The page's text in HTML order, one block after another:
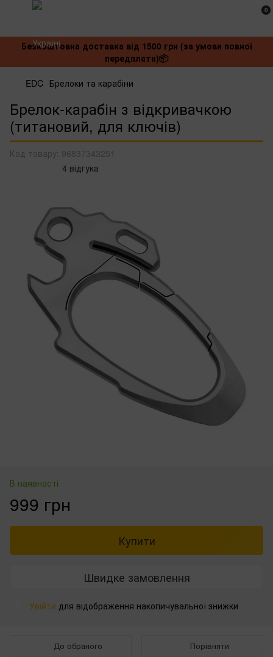
0
Безкоштовна доставка від 1500 грн (за умови повної
передплати)📦
EDC Брелоки та карабіни
Брелок-карабін з відкривачкою
(титановий, для ключів)
Код товару: 96837343251
4 відгука
В наявності
999 грн
Купити
Швидке замовлення
Увійти для відображення накопичувальної знижки
До обраного Порівняти